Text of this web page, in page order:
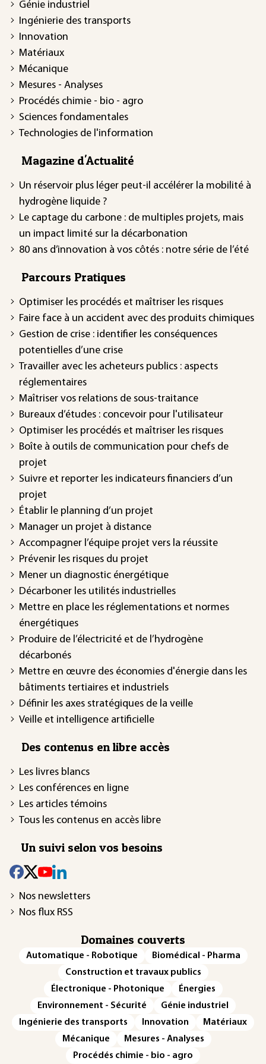
Génie industriel
Ingénierie des transports
Innovation
Matériaux
Mécanique
Mesures - Analyses
Procédés chimie - bio - agro
Sciences fondamentales
Technologies de l'information
Magazine d'Actualité
Un réservoir plus léger peut-il accélérer la mobilité à
hydrogène liquide ?
Le captage du carbone : de multiples projets, mais
un impact limité sur la décarbonation
80 ans d’innovation à vos côtés : notre série de l’été
Parcours Pratiques
Optimiser les procédés et maîtriser les risques
Faire face à un accident avec des produits chimiques
Gestion de crise : identifier les conséquences
potentielles d’une crise
Travailler avec les acheteurs publics : aspects
réglementaires
Maîtriser vos relations de sous-traitance
Bureaux d’études : concevoir pour l'utilisateur
Optimiser les procédés et maîtriser les risques
Boîte à outils de communication pour chefs de
projet
Suivre et reporter les indicateurs financiers d’un
projet
Établir le planning d’un projet
Manager un projet à distance
Accompagner l’équipe projet vers la réussite
Prévenir les risques du projet
Mener un diagnostic énergétique
Décarboner les utilités industrielles
Mettre en place les réglementations et normes
énergétiques
Produire de l’électricité et de l’hydrogène
décarbonés
Mettre en œuvre des économies d'énergie dans les
bâtiments tertiaires et industriels
Définir les axes stratégiques de la veille
Veille et intelligence artificielle
Des contenus en libre accès
Les livres blancs
Les conférences en ligne
Les articles témoins
Tous les contenus en accès libre
Un suivi selon vos besoins
Nos newsletters
Nos flux RSS
Domaines couverts
Automatique - Robotique
Biomédical - Pharma
Construction et travaux publics
Électronique - Photonique
Énergies
Environnement - Sécurité
Génie industriel
Ingénierie des transports
Innovation
Matériaux
Mécanique
Mesures - Analyses
Procédés chimie - bio - agro